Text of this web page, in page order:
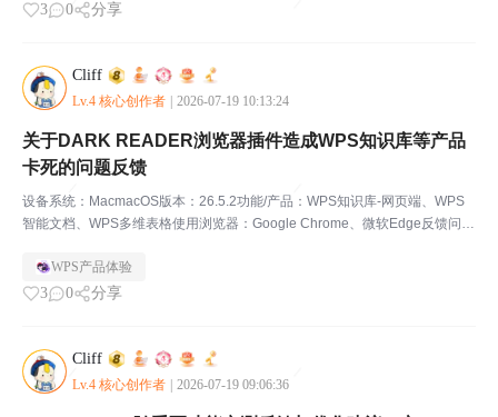
3 0 分享
Cliff
Lv.4 核心创作者 2026-07-19 10:13:24
关于DARK READER浏览器插件造成WPS知识库等产品
卡死的问题反馈
设备系统：MacmacOS版本：26.5.2功能/产品：WPS知识库-网页端、WPS
智能文档、WPS多维表格使用浏览器：Google Chrome、微软Edge反馈问题
打开Dar...
WPS产品体验
3 0 分享
Cliff
Lv.4 核心创作者 2026-07-19 09:06:36